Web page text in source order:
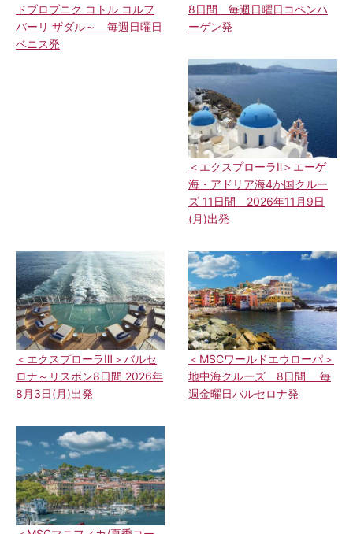
ドブロブニク コトル コルフ
バーリ ザダル～ 毎週日曜日
ベニス発
8日間 毎週日曜日コペンハ
ーゲン発
＜エクスプローラⅡ＞エーゲ
海・アドリア海4か国クルー
ズ 11日間 2026年11月9日
(月)出発
＜エクスプローラⅢ＞バルセ
ロナ～リスボン8日間 2026年
8月3日(月)出発
＜MSCワールドエウローパ＞
地中海クルーズ 8日間 毎
週金曜日バルセロナ発